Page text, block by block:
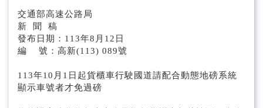
國道即時路況(另開新視窗)
交通部高速公路局
新 聞 稿
發布日期：113年8月12日
編 號：高新(113) 089號
113年10月1日起貨櫃車行駛國道請配合動態地磅系統
顯示車號者才免過磅